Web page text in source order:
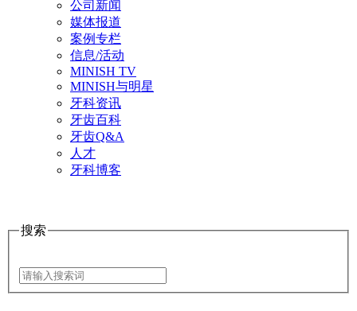
公司新闻
媒体报道
案例专栏
信息/活动
MINISH TV
MINISH与明星
牙科资讯
牙齿百科
牙齿Q&A
人才
牙科博客
搜索